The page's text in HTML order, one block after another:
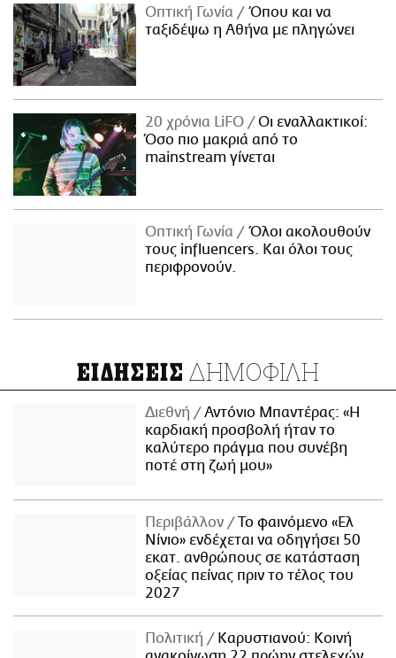
Οπτική Γωνία
Όπου και να
ταξιδέψω η Αθήνα με πληγώνει
20 χρόνια LiFO
Οι εναλλακτικοί:
Όσο πιο μακριά από το
mainstream γίνεται
Οπτική Γωνία
Όλοι ακολουθούν
τους influencers. Και όλοι τους
περιφρονούν.
ΕΙΔΗΣΕΙΣ ΔΗΜΟΦΙΛΗ
Διεθνή
Αντόνιο Μπαντέρας: «Η
καρδιακή προσβολή ήταν το
καλύτερο πράγμα που συνέβη
ποτέ στη ζωή μου»
Περιβάλλον
Το φαινόμενο «Ελ
Νίνιο» ενδέχεται να οδηγήσει 50
εκατ. ανθρώπους σε κατάσταση
οξείας πείνας πριν το τέλος του
2027
Πολιτική
Καρυστιανού: Κοινή